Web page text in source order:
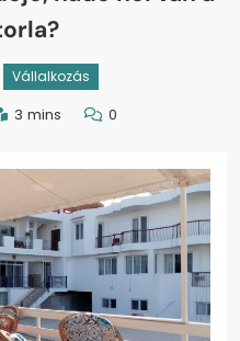
Vállalkozás
3 mins 0